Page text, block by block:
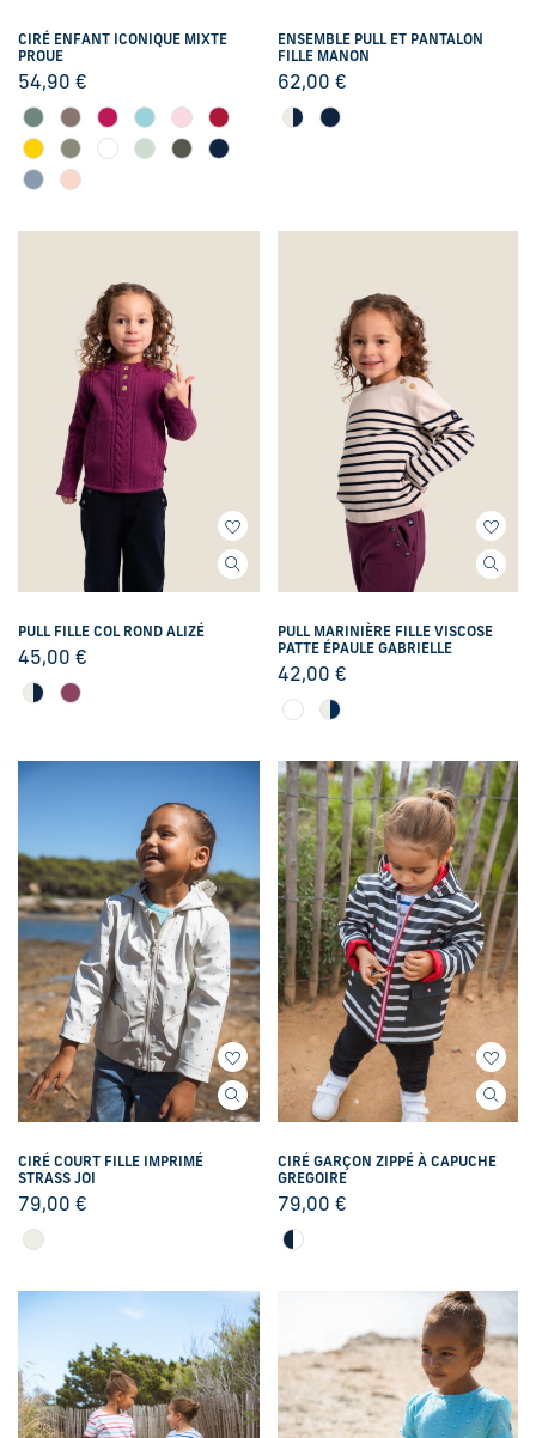
CIRÉ ENFANT ICONIQUE MIXTE
PROUE
54,90 €
ENSEMBLE PULL ET PANTALON
FILLE MANON
62,00 €
PULL FILLE COL ROND ALIZÉ
45,00 €
PULL MARINIÈRE FILLE VISCOSE
PATTE ÉPAULE GABRIELLE
42,00 €
CIRÉ COURT FILLE IMPRIMÉ
STRASS JOI
79,00 €
CIRÉ GARÇON ZIPPÉ À CAPUCHE
GREGOIRE
79,00 €